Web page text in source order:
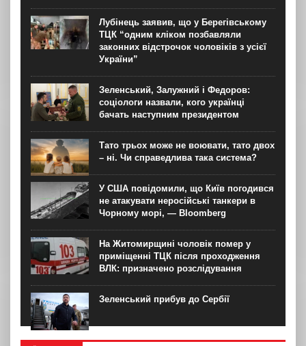
Лубінець заявив, що у Берегівському
ТЦК “одним кліком позбавляли
законних відстрочок чоловіків з усієї
України”
Зеленський, Залужний і Федоров:
соціологи назвали, кого українці
бачать наступним президентом
Тато трьох може не воювати, тато двох
– ні. Чи справедлива така система?
У США повідомили, що Київ погодився
не атакувати неросійські танкери в
Чорному морі, — Bloomberg
На Житомирщині чоловік помер у
приміщенні ТЦК після проходження
ВЛК: призначено розслідування
Зеленський прибув до Сербії